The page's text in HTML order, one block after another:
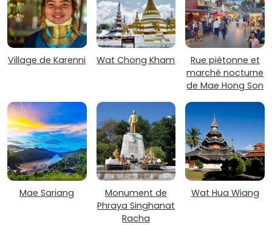
Village de Karenni Wat Chong Kham
Rue piétonne et
marché nocturne
de Mae Hong Son
Mae Sariang
Monument de
Phraya Singhanat
Racha
Wat Hua Wiang